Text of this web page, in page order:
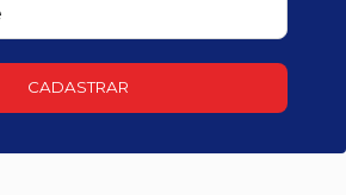
CADASTRAR